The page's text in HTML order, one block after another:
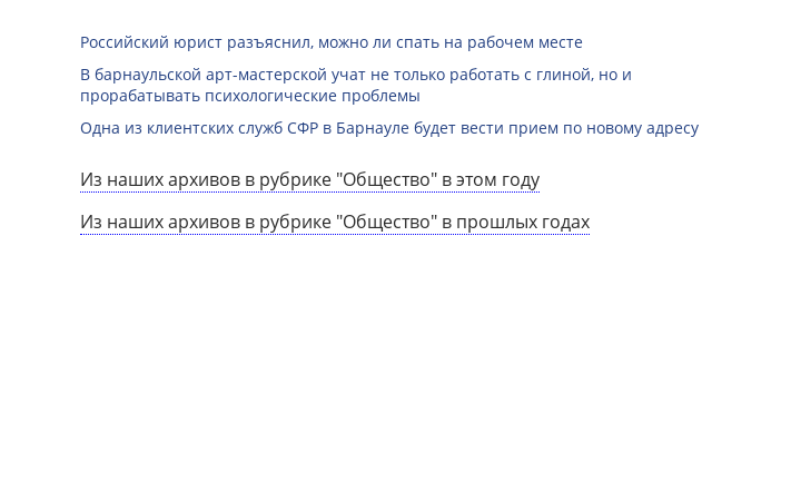
Российский юрист разъяснил, можно ли спать на рабочем месте
В барнаульской арт-мастерской учат не только работать с глиной, но и
прорабатывать психологические проблемы
Одна из клиентских служб СФР в Барнауле будет вести прием по новому адресу
Из наших архивов в рубрике "Общество" в этом году
Из наших архивов в рубрике "Общество" в прошлых годах